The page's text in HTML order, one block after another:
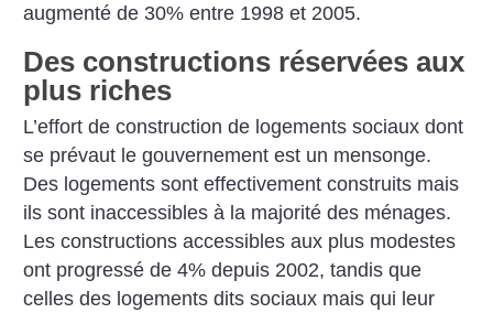
augmenté de 30% entre 1998 et 2005.
Des constructions réservées aux
plus riches
L’effort de construction de logements sociaux dont
se prévaut le gouvernement est un mensonge.
Des logements sont effectivement construits mais
ils sont inaccessibles à la majorité des ménages.
Les constructions accessibles aux plus modestes
ont progressé de 4% depuis 2002, tandis que
celles des logements dits sociaux mais qui leur